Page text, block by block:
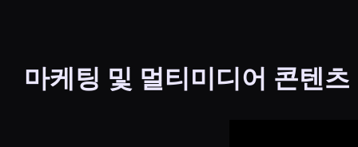
마케팅 및 멀티미디어 콘텐츠